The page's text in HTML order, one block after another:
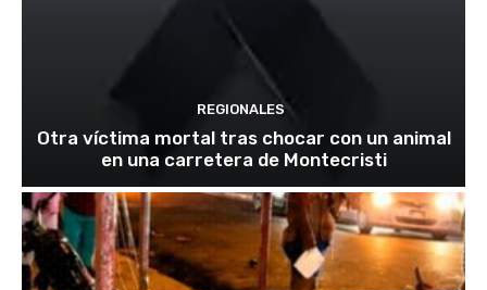
REGIONALES
Otra víctima mortal tras chocar con un animal
en una carretera de Montecristi